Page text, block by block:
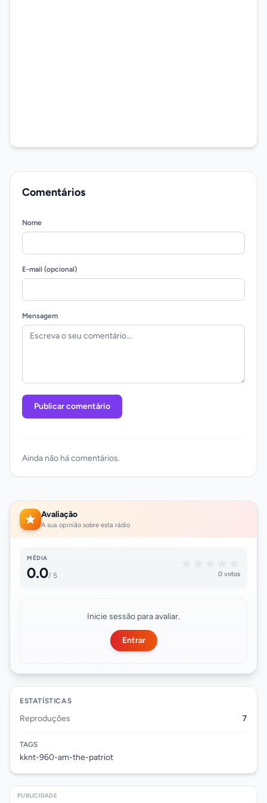
Comentários
Nome
E-mail (opcional)
Mensagem
Publicar comentário
Ainda não há comentários.
Avaliação
A sua opinião sobre esta rádio
MÉDIA
0.0/ 5 0 votos
Inicie sessão para avaliar.
Entrar
ESTATÍSTICAS
Reproduções 7
TAGS
kknt-960-am-the-patriot
PUBLICIDADE